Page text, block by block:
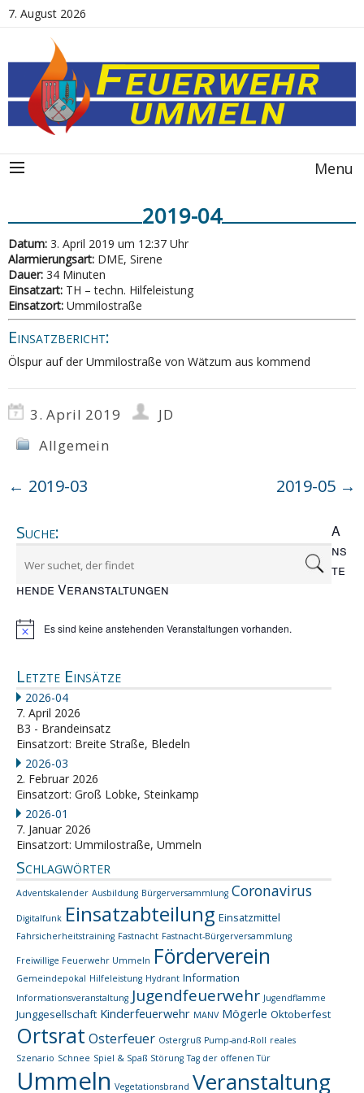
7. August 2026
Menu
2019-04
Datum: 3. April 2019 um 12:37 Uhr
Alarmierungsart: DME, Sirene
Dauer: 34 Minuten
Einsatzart: TH – techn. Hilfeleistung
Einsatzort: Ummilostraße
Einsatzbericht:
Ölspur auf der Ummilostraße von Wätzum aus kommend
3. April 2019
JD
Allgemein
← 2019-03 2019-05 →
Suche:
A
ns
te
hende Veranstaltungen
HinweisEs sind keine anstehenden Veranstaltungen vorhanden.
Letzte Einsätze
2026-04
7. April 2026
B3 - Brandeinsatz
Einsatzort: Breite Straße, Bledeln
2026-03
2. Februar 2026
Einsatzort: Groß Lobke, Steinkamp
2026-01
7. Januar 2026
Einsatzort: Ummilostraße, Ummeln
Schlagwörter
Adventskalender Ausbildung Bürgerversammlung Coronavirus
Digitalfunk Einsatzabteilung Einsatzmittel
Fahrsicherheitstraining Fastnacht Fastnacht-Bürgerversammlung
Freiwillige Feuerwehr Ummeln Förderverein
Gemeindepokal Hilfeleistung Hydrant Information
Informationsveranstaltung Jugendfeuerwehr Jugendflamme
Junggesellschaft Kinderfeuerwehr MANV Mögerle Oktoberfest
Ortsrat Osterfeuer Ostergruß Pump-and-Roll reales
Szenario Schnee Spiel & Spaß Störung Tag der offenen Tür
Ummeln Vegetationsbrand Veranstaltung